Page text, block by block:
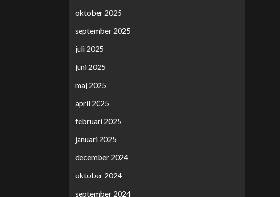
oktober 2025
september 2025
juli 2025
juni 2025
maj 2025
april 2025
februari 2025
januari 2025
december 2024
oktober 2024
september 2024